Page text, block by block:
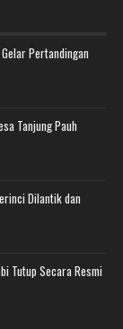
Pertandingan
Tanjung Pauh
Dilantik dan
Tutup Secara Resmi